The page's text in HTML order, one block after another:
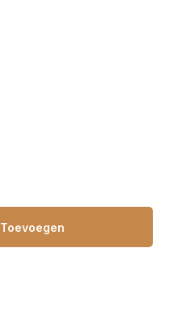
Toevoegen